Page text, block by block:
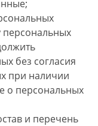
персональных
без согласия
при наличии
о персональных
и перечень